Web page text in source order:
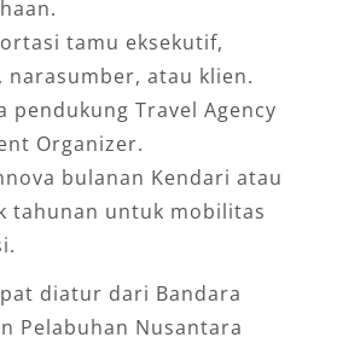
tamu eksekutif,
narasumber, atau klien.
pendukung Travel Agency
Organizer.
bulanan Kendari atau
tahunan untuk mobilitas
diatur dari Bandara
Pelabuhan Nusantara